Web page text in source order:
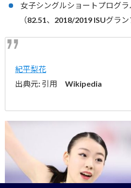
女子シングルショートプログ
（82.51、2018/2019 ISUグラン
紀平梨花
出典元: 引用 Wikipedia